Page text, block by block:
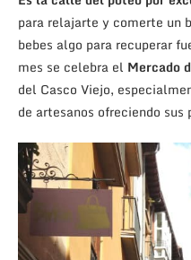
para relajarte y comerte un
bebes algo para recuperar
mes se celebra el Mercado
del Casco Viejo,
de artesanos ofreciendo sus